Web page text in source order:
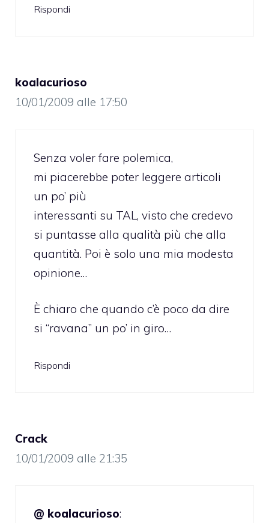
Rispondi
koalacurioso
10/01/2009 alle 17:50
Senza voler fare polemica,
mi piacerebbe poter leggere articoli
un po’ più
interessanti su TAL, visto che credevo
si puntasse alla qualità più che alla
quantità. Poi è solo una mia modesta
opinione…
È chiaro che quando c’è poco da dire
si “ravana” un po’ in giro…
Rispondi
Crack
10/01/2009 alle 21:35
@ koalacurioso: